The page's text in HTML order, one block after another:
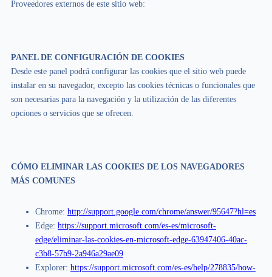
Proveedores externos de este sitio web:
PANEL DE CONFIGURACIÓN DE COOKIES
Desde este panel podrá configurar las cookies que el sitio web puede
instalar en su navegador, excepto las cookies técnicas o funcionales que
son necesarias para la navegación y la utilización de las diferentes
opciones o servicios que se ofrecen.
CÓMO ELIMINAR LAS COOKIES DE LOS NAVEGADORES
MÁS COMUNES
Chrome: http://support.google.com/chrome/answer/95647?hl=es
Edge: https://support.microsoft.com/es-es/microsoft-
edge/eliminar-las-cookies-en-microsoft-edge-63947406-40ac-
c3b8-57b9-2a946a29ae09
Explorer: https://support.microsoft.com/es-es/help/278835/how-